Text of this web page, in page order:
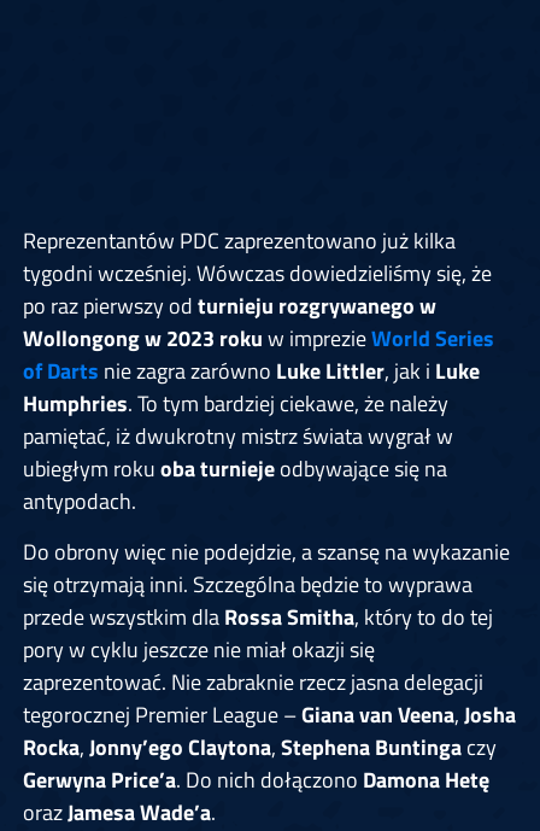
Reprezentantów PDC zaprezentowano już kilka
tygodni wcześniej. Wówczas dowiedzieliśmy się, że
po raz pierwszy odturnieju rozgrywanego w
Wollongong w 2023 rokuw imprezieWorld Series
of Darts nie zagra zarówno Luke Littler, jak i Luke
Humphries. To tym bardziej ciekawe, że należy
pamiętać, iż dwukrotny mistrz świata wygrał w
ubiegłym rokuoba turniejeodbywające się na
antypodach.
Do obrony więc nie podejdzie, a szansę na wykazanie
się otrzymają inni. Szczególna będzie to wyprawa
przede wszystkim dlaRossa Smitha, który to do tej
pory w cyklu jeszcze nie miał okazji się
zaprezentować. Nie zabraknie rzecz jasna delegacji
tegorocznej Premier League –Giana van Veena,Josha
Rocka,Jonny’ego Claytona,Stephena Buntingaczy
Gerwyna Price’a. Do nich dołączono Damona Hetę
orazJamesa Wade’a.